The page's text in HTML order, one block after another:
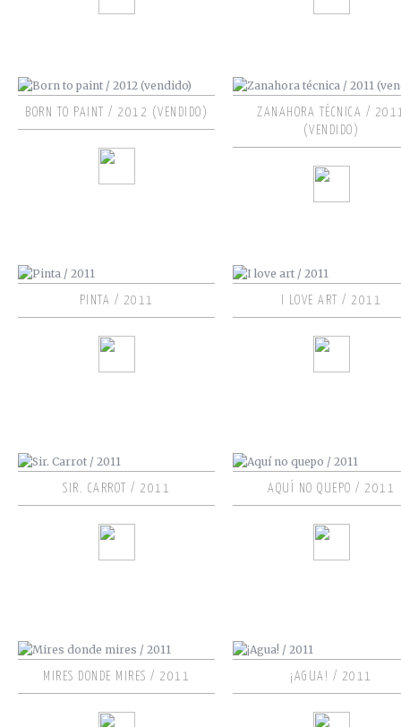
BORN TO PAINT / 2012 (VENDIDO)
ZANAHORA TÉCNICA /
(VENDIDO)
PINTA / 2011 I LOVE ART / 2011
SIR. CARROT / 2011 AQUÍ NO QUEPO / 2011
MIRES DONDE MIRES / 2011 ¡AGUA! / 2011